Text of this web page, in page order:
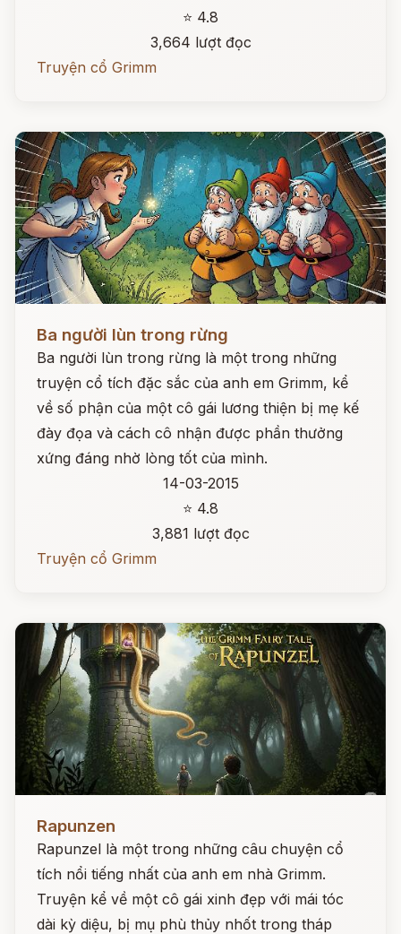
⭐ 4.8
3,664 lượt đọc
Truyện cổ Grimm
Ba người lùn trong rừng
Ba người lùn trong rừng là một trong những
truyện cổ tích đặc sắc của anh em Grimm, kể
về số phận của một cô gái lương thiện bị mẹ kế
đày đọa và cách cô nhận được phần thưởng
xứng đáng nhờ lòng tốt của mình.
14-03-2015
⭐ 4.8
3,881 lượt đọc
Truyện cổ Grimm
Rapunzen
Rapunzel là một trong những câu chuyện cổ
tích nổi tiếng nhất của anh em nhà Grimm.
Truyện kể về một cô gái xinh đẹp với mái tóc
dài kỳ diệu, bị mụ phù thủy nhốt trong tháp